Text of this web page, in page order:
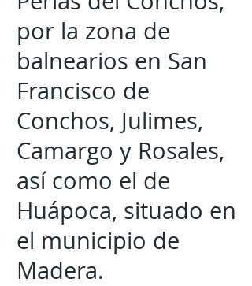
por la zona de
balnearios en San
Francisco de
Conchos, Julimes,
Camargo y Rosales,
así como el de
Huápoca, situado en
el municipio de
Madera.